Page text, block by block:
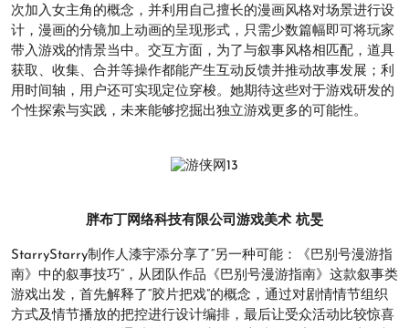
次加入女主角的概念，并利用自己擅长的漫画风格对场景进行设
计，漫画的分镜加上动画的呈现形式，只需少数篇幅即可将玩家
带入游戏的情景当中。交互方面，为了与叙事风格相匹配，道具
获取、收集、合并等操作都能产生互动反馈并推动故事发展；利
用时间轴，用户还可实现定位穿梭。她期待这些对于游戏研发的
个性探索与实践，未来能够挖掘出独立游戏更多的可能性。
胖布丁网络科技有限公司游戏美术 杭旻
StarryStarry制作人漆宇添分享了“另一种可能：《巴别号漫游指
南》中的叙事技巧”，从团队作品《巴别号漫游指南》这款叙事类
游戏出发，首先解释了“胶片把戏”的概念，通过对剧情情节组织
方式及情节播放的把控进行设计编排，最后让受众活动比较惊喜